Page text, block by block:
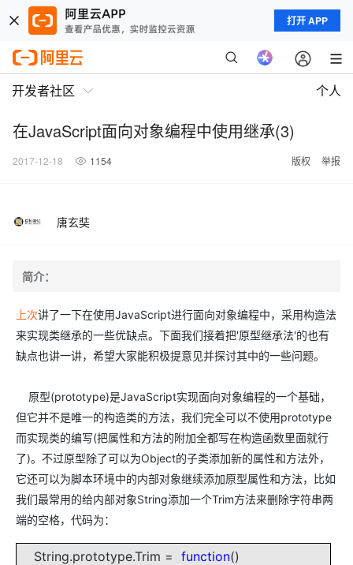
打开 APP
开发者社区 个人
在JavaScript面向对象编程中使用继承(3)
2017-12-18 1154 版权 举报
唐玄奘
简介：
上次讲了一下在使用JavaScript进行面向对象编程中，采用构造法
来实现类继承的一些优缺点。下面我们接着把'原型继承法'的也有
缺点也讲一讲，希望大家能积极提意见并探讨其中的一些问题。
原型(prototype)是JavaScript实现面向对象编程的一个基础，
但它并不是唯一的构造类的方法，我们完全可以不使用prototype
而实现类的编写(把属性和方法的附加全都写在构造函数里面就行
了)。不过原型除了可以为Object的子类添加新的属性和方法外，
它还可以为脚本环境中的内部对象继续添加原型属性和方法，比如
我们最常用的给内部对象String添加一个Trim方法来删除字符串两
端的空格，代码为：
String.prototype.Trim =function()